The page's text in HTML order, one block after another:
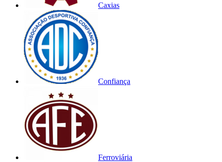
Caxias
Confiança
Ferroviária